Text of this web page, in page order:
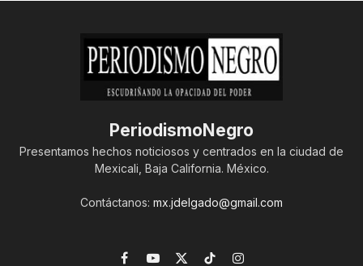
PeriodismoNegro
Presentamos hechos noticiosos y centrados en la ciudad de
Mexicali, Baja California. México.
Contáctanos: mx.jdelgado@gmail.com